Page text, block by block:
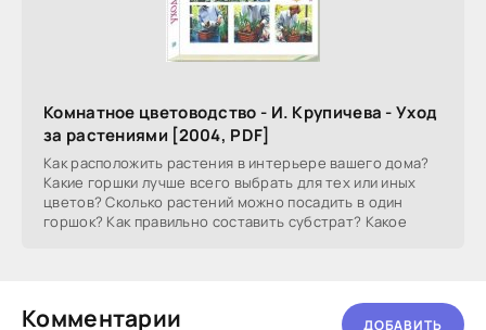
Комнатное цветоводство - И. Крупичева - Уход
за растениями [2004, PDF]
Как расположить растения в интерьере вашего дома?
Какие горшки лучше всего выбрать для тех или иных
цветов? Сколько растений можно посадить в один
горшок? Как правильно составить субстрат? Какое
Комментарии ДОБАВИТЬ